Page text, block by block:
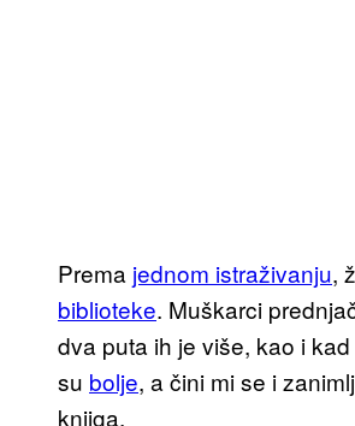
Prema jednom istraživanju,
biblioteke. Muškarci
dva puta ih je više, kao i
su bolje, a čini mi se i
knjiga.